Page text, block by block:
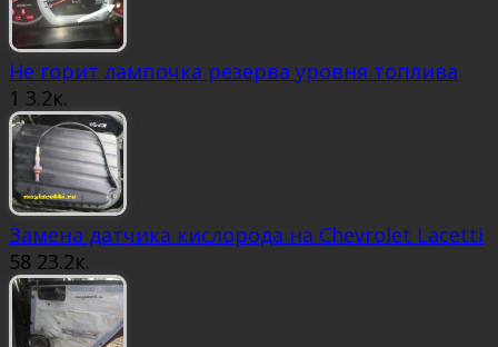
Не горит лампочка резерва уровня топлива
1 3.2к.
Замена датчика кислорода на Chevrolet Lacetti
58 23.2к.